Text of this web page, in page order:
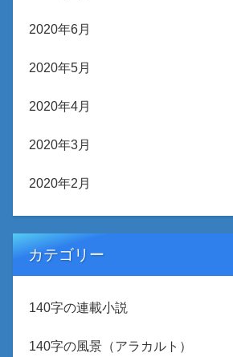
2020年6月
2020年5月
2020年4月
2020年3月
2020年2月
カテゴリー
140字の連載小説
140字の風景（アラカルト）